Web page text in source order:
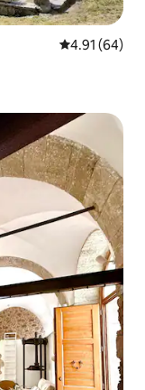
Calificación
4.91 (64)